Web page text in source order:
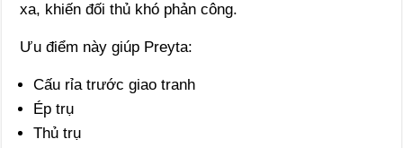
xa, khiến đối thủ khó phản công.
Ưu điểm này giúp Preyta:
Cấu rỉa trước giao tranh
Ép trụ
Thủ trụ